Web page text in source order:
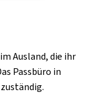
Ausland, die ihr
Passbüro in